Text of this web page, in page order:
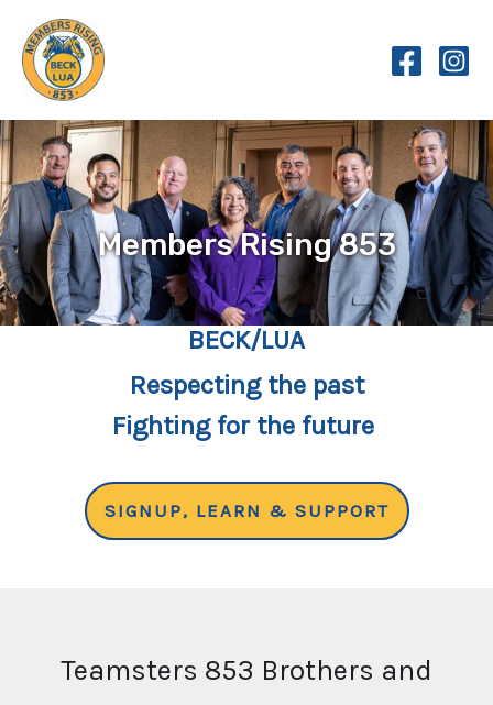
content
Members Rising 853
BECK/LUA
Respecting the past
Fighting for the future
SIGNUP, LEARN & SUPPORT
Teamsters 853 Brothers and